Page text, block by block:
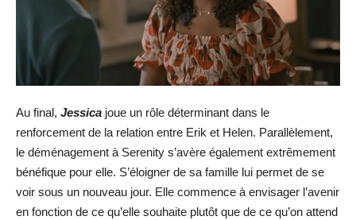
Au final, Jessica joue un rôle déterminant dans le
renforcement de la relation entre Erik et Helen. Parallèlement,
le déménagement à Serenity s’avère également extrêmement
bénéfique pour elle. S’éloigner de sa famille lui permet de se
voir sous un nouveau jour. Elle commence à envisager l’avenir
en fonction de ce qu’elle souhaite plutôt que de ce qu’on attend